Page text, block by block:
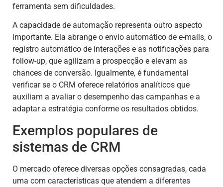
ferramenta sem dificuldades.
A capacidade de automação representa outro aspecto
importante. Ela abrange o envio automático de e-mails, o
registro automático de interações e as notificações para
follow-up, que agilizam a prospecção e elevam as
chances de conversão. Igualmente, é fundamental
verificar se o CRM oferece relatórios analíticos que
auxiliam a avaliar o desempenho das campanhas e a
adaptar a estratégia conforme os resultados obtidos.
Exemplos populares de
sistemas de CRM
O mercado oferece diversas opções consagradas, cada
uma com características que atendem a diferentes